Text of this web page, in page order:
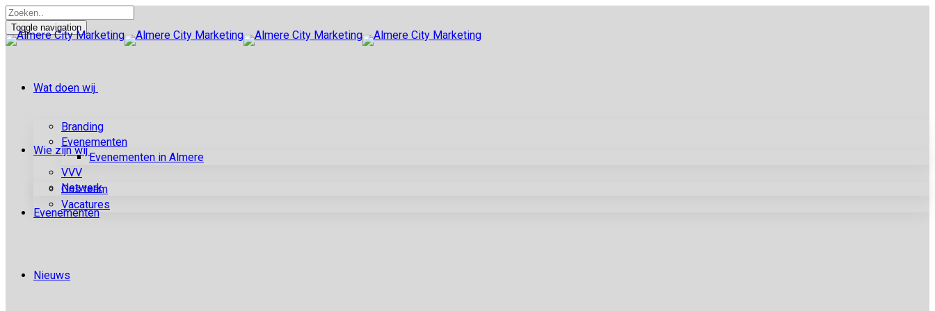
Toggle navigation
Wat doen wij
Branding
Evenementen
Evenementen in Almere
VVV
Netwerk
Wie zijn wij
Ons team
Vacatures
Evenementen
Nieuws